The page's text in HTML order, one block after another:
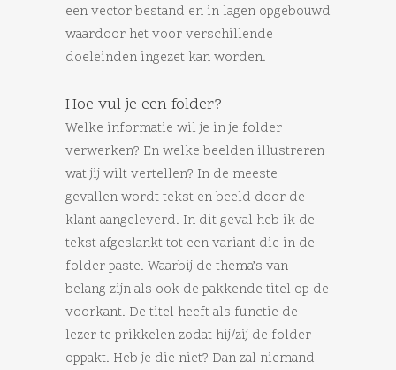
een vector bestand en in lagen opgebouwd
waardoor het voor verschillende
doeleinden ingezet kan worden.
Hoe vul je een folder?
Welke informatie wil je in je folder
verwerken? En welke beelden illustreren
wat jij wilt vertellen? In de meeste
gevallen wordt tekst en beeld door de
klant aangeleverd. In dit geval heb ik de
tekst afgeslankt tot een variant die in de
folder paste. Waarbij de thema’s van
belang zijn als ook de pakkende titel op de
voorkant. De titel heeft als functie de
lezer te prikkelen zodat hij/zij de folder
oppakt. Heb je die niet? Dan zal niemand